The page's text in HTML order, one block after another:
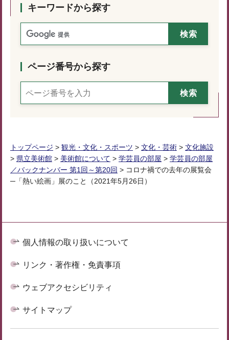
キーワードから探す
ページ番号から探す
トップページ > 観光・文化・スポーツ > 文化・芸術 > 文化施設
> 県立美術館 > 美術館について > 学芸員の部屋 > 学芸員の部屋
／バックナンバー 第1回～第20回 > コロナ禍での去年の展覧会
─「熱い絵画」展のこと（2021年5月26日）
個人情報の取り扱いについて
リンク・著作権・免責事項
ウェブアクセシビリティ
サイトマップ